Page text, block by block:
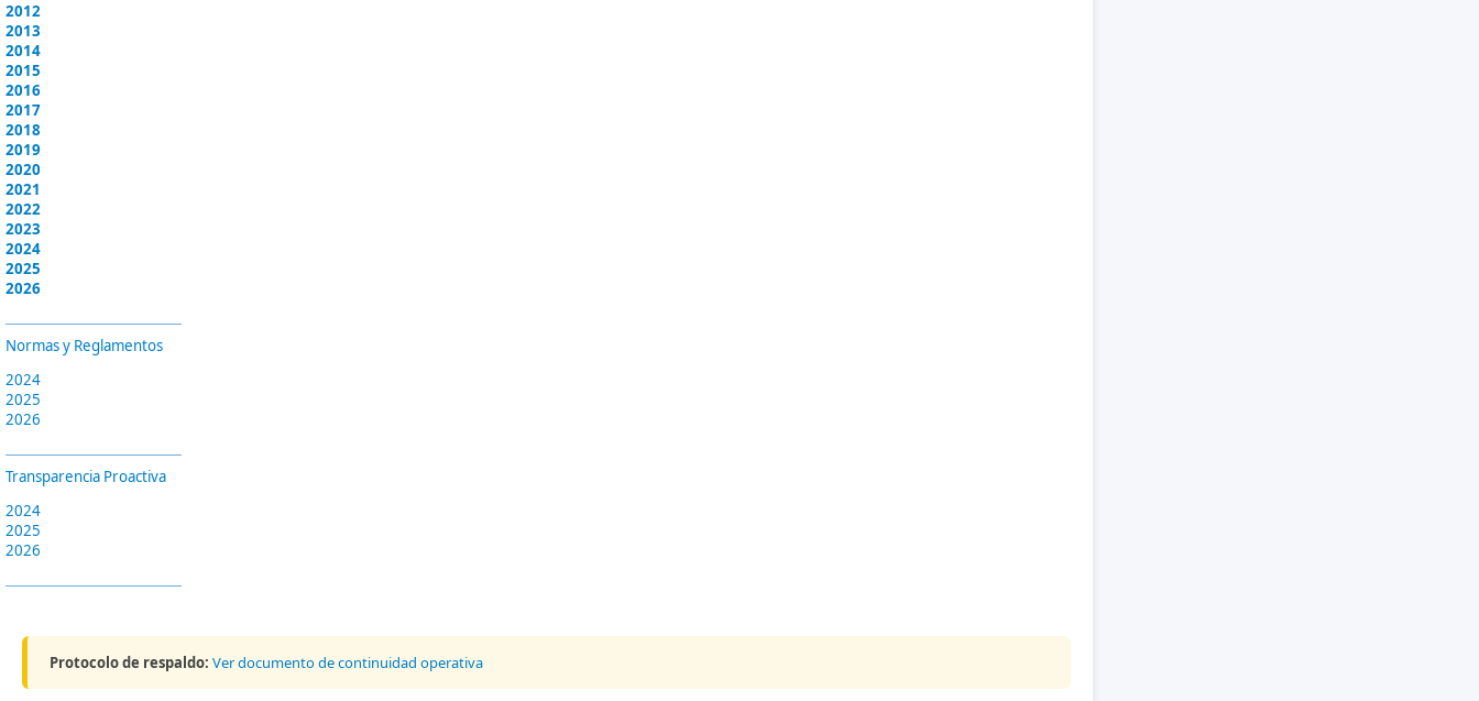
2012
2013
2014
2015
2016
2017
2018
2019
2020
2021
2022
2023
2024
2025
2026
Normas y Reglamentos
2024
2025
2026
Transparencia Proactiva
2024
2025
2026
Protocolo de respaldo: Ver documento de continuidad operativa